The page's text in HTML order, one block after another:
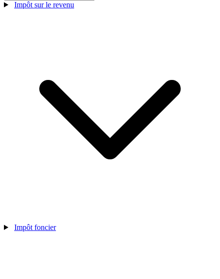
Impôt sur le revenu
Impôt foncier